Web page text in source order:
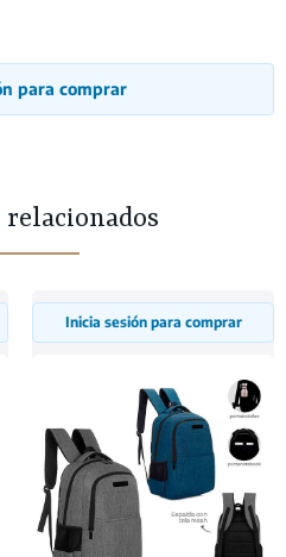
para comprar
relacionados
Inicia sesión para comprar